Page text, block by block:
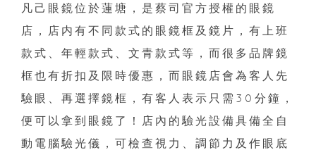
凡己眼鏡位於蓮塘，是蔡司官方授權的眼鏡
店，店内有不同款式的眼鏡框及鏡片，有上班
款式、年輕款式、文青款式等，而很多品牌鏡
框也有折扣及限時優惠，而眼鏡店會為客人先
驗眼、再選擇鏡框，有客人表示只需30分鐘，
便可以拿到眼鏡了！店內的驗光設備具備全自
動電腦驗光儀，可檢查視力、調節力及作眼底